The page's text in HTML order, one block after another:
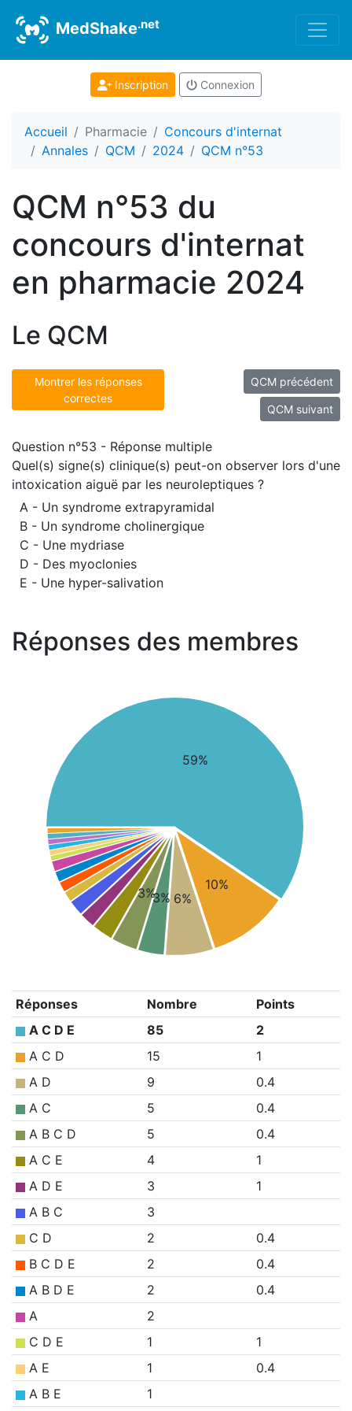
MedShake.net
Inscription Connexion
Accueil Pharmacie
Concours d'internat
Annales
QCM 2024 QCM n°53
QCM n°53 du
concours d'internat
en pharmacie 2024
Le QCM
Montrer les réponses
correctes
QCM précédent
QCM suivant
Question n°53 - Réponse multiple
Quel(s) signe(s) clinique(s) peut-on observer lors d'une
intoxication aiguë par les neuroleptiques ?
A - Un syndrome extrapyramidal
B - Un syndrome cholinergique
C - Une mydriase
D - Des myoclonies
E - Une hyper-salivation
Réponses des membres
59%
10%
6%
3%
3%
Réponses Nombre
Points
A C D E
85
2
A C D
15
1
A D
9
0.4
A C
5
0.4
A B C D
5
0.4
A C E
4
1
A D E
3
1
A B C
3
C D
2
0.4
B C D E
2
0.4
A B D E
2
0.4
A
2
C D E
1
1
A E
1
0.4
A B E
1